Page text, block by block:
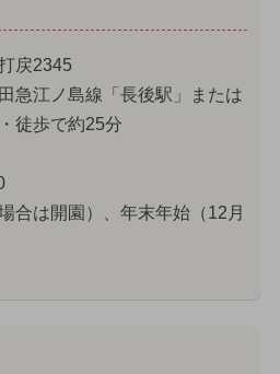
戻2345
急江ノ島線「長後駅」または
徒歩で約25分
合は開園）、年末年始（12月